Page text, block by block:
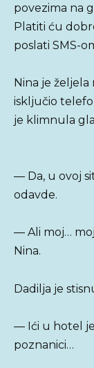
povezima na
Platiti ću
poslati SMS-
Nina je željela
isključio
je klimnula
— Da, u ovoj
odavde.
— Ali moj…
Nina.
Dadilja je
— Ići u hotel
poznanici…